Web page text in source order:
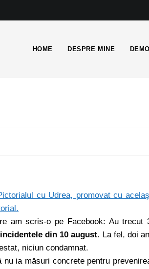
HOME DESPRE MINE
cu Udrea, promovat cu
am scris-o pe Facebook: Au trecut
din 10 august. La fel, doi
niciun condamnat.
nu ia măsuri concrete pentru